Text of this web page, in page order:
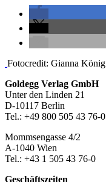
Seitenleiste
Fotocredit: Gianna König
Footer-
Section
Goldegg Verlag GmbH
Unter den Linden 21
D-10117 Berlin
Tel.: +49 800 505 43 76-0
Mommsengasse 4/2
A-1040 Wien
Tel.: +43 1 505 43 76-0
Geschäftszeiten